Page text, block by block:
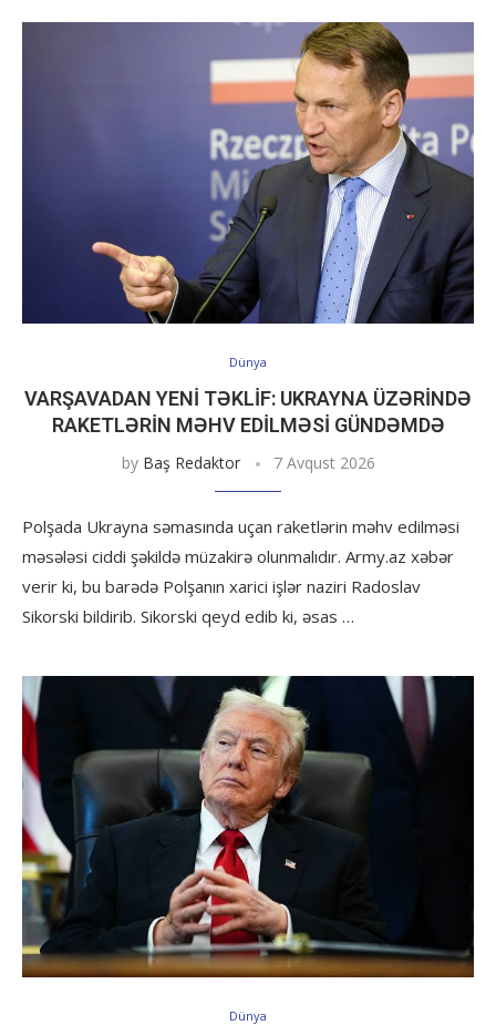
Dünya
VARŞAVADAN YENI TƏKLIF: UKRAYNA ÜZƏRINDƏ
RAKETLƏRIN MƏHV EDILMƏSI GÜNDƏMDƏ
by Baş Redaktor 7 Avqust 2026
Polşada Ukrayna səmasında uçan raketlərin məhv edilməsi
məsələsi ciddi şəkildə müzakirə olunmalıdır. Army.az xəbər
verir ki, bu barədə Polşanın xarici işlər naziri Radoslav
Sikorski bildirib. Sikorski qeyd edib ki, əsas …
Dünya